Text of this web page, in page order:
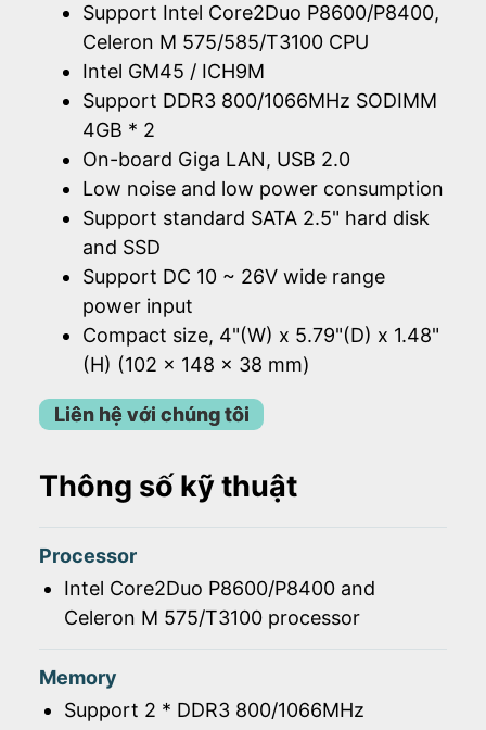
Support Intel Core2Duo P8600/P8400,
Celeron M 575/585/T3100 CPU
Intel GM45 / ICH9M
Support DDR3 800/1066MHz SODIMM
4GB * 2
On-board Giga LAN, USB 2.0
Low noise and low power consumption
Support standard SATA 2.5" hard disk
and SSD
Support DC 10 ~ 26V wide range
power input
Compact size, 4"(W) x 5.79"(D) x 1.48"
(H) (102 x 148 x 38 mm)
Liên hệ với chúng tôi
Thông số kỹ thuật
Processor
Intel Core2Duo P8600/P8400 and
Celeron M 575/T3100 processor
Memory
Support 2 * DDR3 800/1066MHz